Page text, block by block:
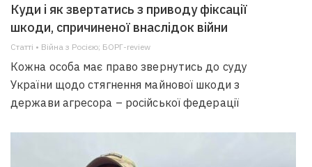
Куди і як звертатись з приводу фіксації
шкоди, спричиненої внаслідок війни
Статті • Війна з Росією; БОРГ-review
Кожна особа має право звернутись до суду
України щодо стягнення майнової шкоди з
держави агресора – російської федерації